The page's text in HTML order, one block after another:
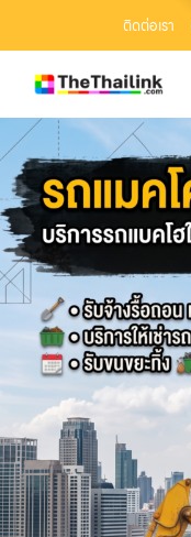
ติดต่อเรา